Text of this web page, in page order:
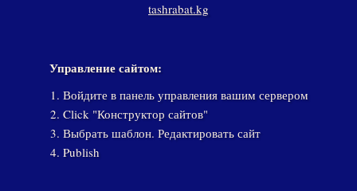
tashrabat.kg
Управление сайтом:
Войдите в панель управления вашим сервером
Click "Конструктор сайтов"
Выбрать шаблон. Редактировать сайт
Publish